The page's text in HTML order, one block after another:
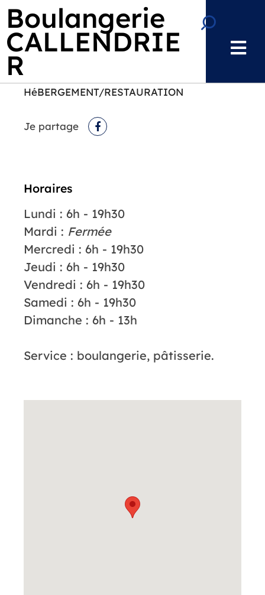
Aller à la recherche
Boulangerie
CALLENDRIE
R
HéBERGEMENT/RESTAURATION
Je partage
Facebook
Horaires
Lundi : 6h - 19h30
Mardi : Fermée
Mercredi : 6h - 19h30
Jeudi : 6h - 19h30
Vendredi : 6h - 19h30
Samedi : 6h - 19h30
Dimanche : 6h - 13h
Service : boulangerie, pâtisserie.